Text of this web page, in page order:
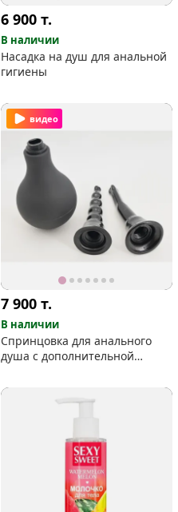
6 900т.
В наличии
Насадка на душ для анальной
гигиены
видео
7 900т.
В наличии
Спринцовка для анального
душа с дополнительной